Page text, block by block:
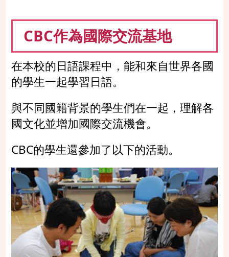
CBC作為國際交流基地
在本校的日語課程中，能和來自世界各國
的學生一起學習日語。
與不同國籍背景的學生們在一起，理解各
國文化並增加國際交流機會。
CBC的學生還參加了以下的活動。